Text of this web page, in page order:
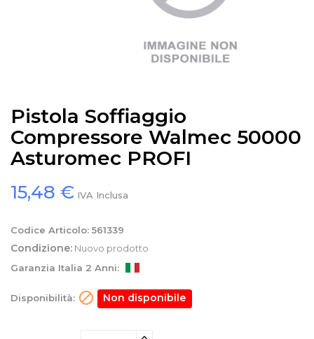
Pistola Soffiaggio
Compressore Walmec 50000
Asturomec PROFI
15,48 € IVA Inclusa
Codice Articolo: 561339
Condizione: Nuovo prodotto
Garanzia Italia 2 Anni:
Disponibilità:  Non disponibile